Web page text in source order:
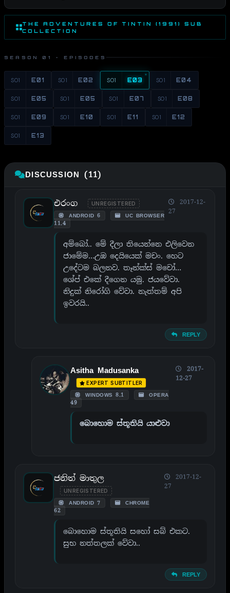
THE ADVENTURES OF TINTIN (1991) SUB
COLLECTION
SEASON 01 · EPISODES
S01 E01 S01 E02 S01 E03 S01 E04
S01 E05 S01 E05 S01 E07 S01 E08
S01 E09 S01 E10 S01 E11 S01 E12
S01 E13
DISCUSSION (11)
එරංග UNREGISTERED
ANDROID 6
UC BROWSER
11.4
2017-12-
27
අම්බෝ.. මේ දීලා තියෙන්නෙ එලිවෙන
ජාමේම…උඹ දෙයියෙක් මචං. හෙට
උදේටම බලනව. තෑන්ක්ස් මචෝ…
ශේප් එකේ දීගෙන යමු. ජයවේවා.
නිදුක් නිරෝගි වේවා. නැත්තම් අපි
ඉවරයි..
REPLY
Asitha Madusanka
EXPERT SUBTITLER
WINDOWS 8.1
OPERA
49
2017-
12-27
බොහොම ස්තූතියි යාළුවා
ජනිත් මාතුල
UNREGISTERED
ANDROID 7
CHROME
62
2017-12-
27
බොහොම ස්තූතියි සහෝ සබ් එකට.
සුභ නත්තලක් වේවා..
REPLY